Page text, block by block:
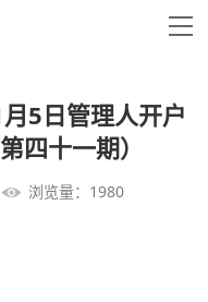
5日管理人开户
四十一期）
浏览量：1980